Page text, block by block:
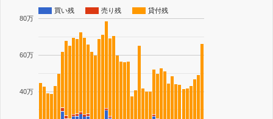
買い残 売り残 貸付残
40万
60万
80万